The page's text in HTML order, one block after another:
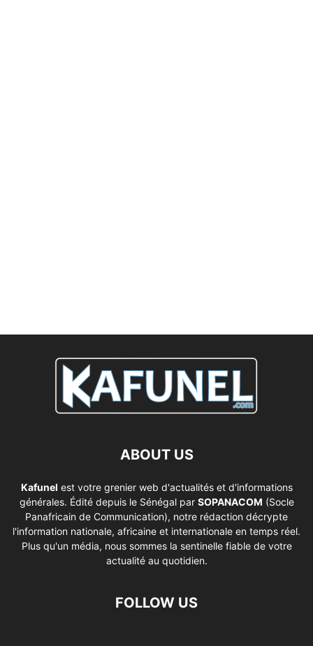
ABOUT US
Kafunel est votre grenier web d'actualités et d'informations
générales. Édité depuis le Sénégal par SOPANACOM (Socle
Panafricain de Communication), notre rédaction décrypte
l'information nationale, africaine et internationale en temps réel.
Plus qu'un média, nous sommes la sentinelle fiable de votre
actualité au quotidien.
FOLLOW US